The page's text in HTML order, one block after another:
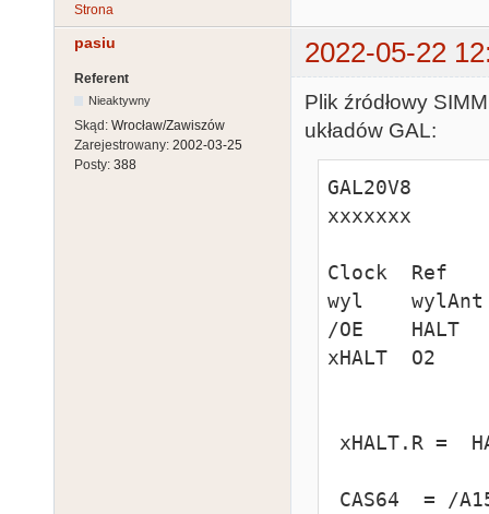
Strona
pasiu 2022-05-22
Referent
Nieaktywny
Skąd: Wrocław/Zawiszów
Zarejestrowany: 2002-03-25
Posty: 388
Plik źródłowy
układów GAL:
GAL20V8
xxxxxxx
Clock  Ref
wyl    wylAnt
/OE    HALT
xHALT  O2